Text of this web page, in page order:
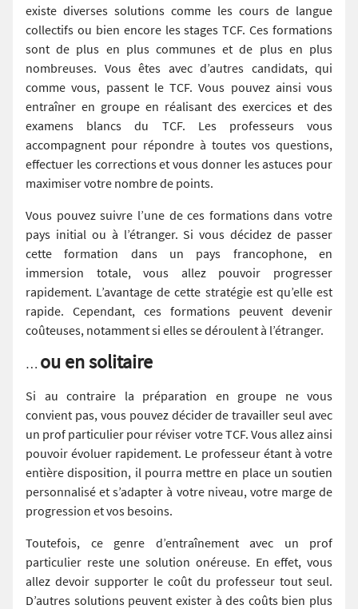
existe diverses solutions comme les cours de langue
collectifs ou bien encore les stages TCF. Ces formations
sont de plus en plus communes et de plus en plus
nombreuses. Vous êtes avec d’autres candidats, qui
comme vous, passent le TCF. Vous pouvez ainsi vous
entraîner en groupe en réalisant des exercices et des
examens blancs du TCF. Les professeurs vous
accompagnent pour répondre à toutes vos questions,
effectuer les corrections et vous donner les astuces pour
maximiser votre nombre de points.
Vous pouvez suivre l’une de ces formations dans votre
pays initial ou à l’étranger. Si vous décidez de passer
cette formation dans un pays francophone, en
immersion totale, vous allez pouvoir progresser
rapidement. L’avantage de cette stratégie est qu’elle est
rapide. Cependant, ces formations peuvent devenir
coûteuses, notamment si elles se déroulent à l’étranger.
… ou en solitaire
Si au contraire la préparation en groupe ne vous
convient pas, vous pouvez décider de travailler seul avec
un prof particulier pour réviser votre TCF. Vous allez ainsi
pouvoir évoluer rapidement. Le professeur étant à votre
entière disposition, il pourra mettre en place un soutien
personnalisé et s’adapter à votre niveau, votre marge de
progression et vos besoins.
Toutefois, ce genre d’entraînement avec un prof
particulier reste une solution onéreuse. En effet, vous
allez devoir supporter le coût du professeur tout seul.
D’autres solutions peuvent exister à des coûts bien plus